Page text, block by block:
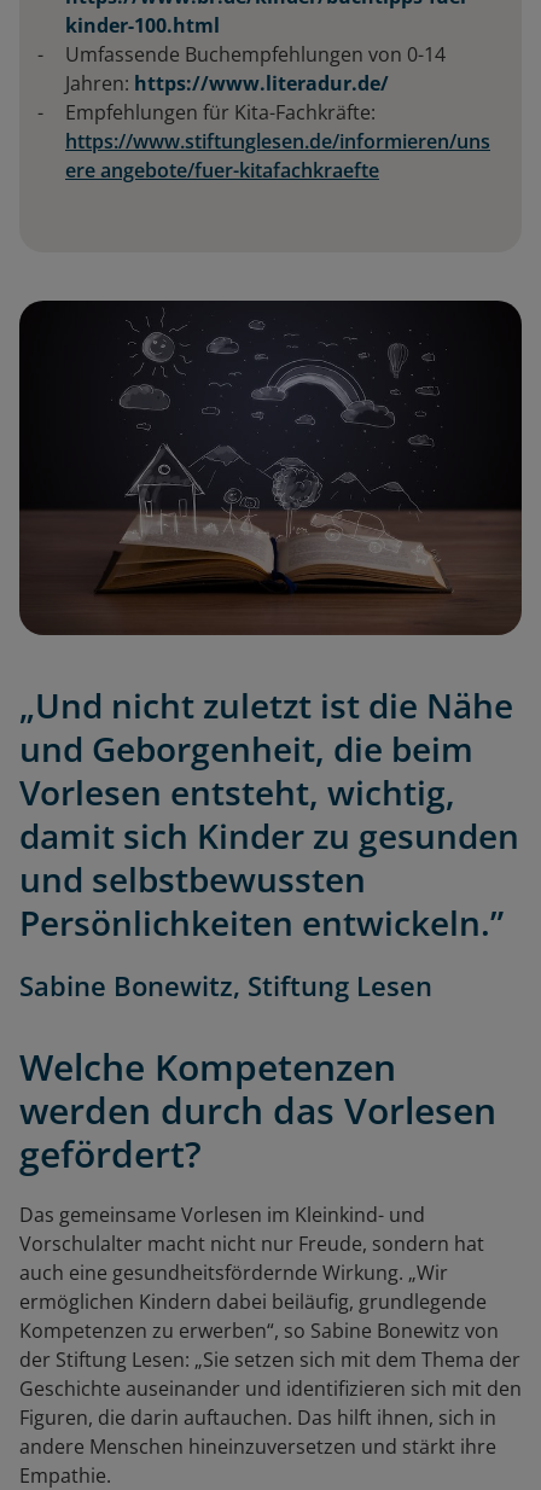
kinder-100.html
Umfassende Buchempfehlungen von 0-14
Jahren: https://www.literadur.de/
Empfehlungen für Kita-Fachkräfte:
https://www.stiftunglesen.de/informieren/uns
ere angebote/fuer-kitafachkraefte
„Und nicht zuletzt ist die Nähe
und Geborgenheit, die beim
Vorlesen entsteht, wichtig,
damit sich Kinder zu gesunden
und selbstbewussten
Persönlichkeiten entwickeln.”
Sabine Bonewitz, Stiftung Lesen
Welche Kompetenzen
werden durch das Vorlesen
gefördert?
Das gemeinsame Vorlesen im Kleinkind- und
Vorschulalter macht nicht nur Freude, sondern hat
auch eine gesundheitsfördernde Wirkung. „Wir
ermöglichen Kindern dabei beiläufig, grundlegende
Kompetenzen zu erwerben“, so Sabine Bonewitz von
der Stiftung Lesen: „Sie setzen sich mit dem Thema der
Geschichte auseinander und identifizieren sich mit den
Figuren, die darin auftauchen. Das hilft ihnen, sich in
andere Menschen hineinzuversetzen und stärkt ihre
Empathie.